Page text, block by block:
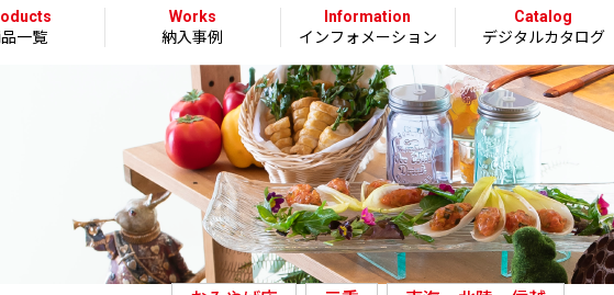
一覧
Works
納入事例
Information
インフォメーション
Catalog
デジタルカタログ